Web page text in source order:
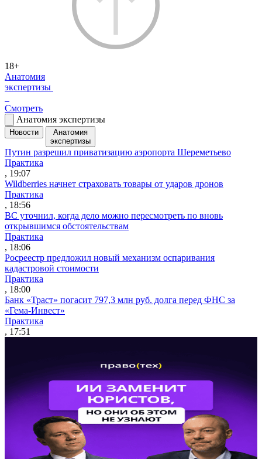
18+
Анатомия
экспертизы
Смотреть
Анатомия экспертизы
Новости
Анатомия
экспертизы
Путин разрешил приватизацию аэропорта Шереметьево
Практика
, 19:07
Wildberries начнет страховать товары от ударов дронов
Практика
, 18:56
ВС уточнил, когда дело можно пересмотреть по вновь
открывшимся обстоятельствам
Практика
, 18:06
Росреестр предложил новый механизм оспаривания
кадастровой стоимости
Практика
, 18:00
Банк «Траст» погасит 797,3 млн руб. долга перед ФНС за
«Гема-Инвест»
Практика
, 17:51